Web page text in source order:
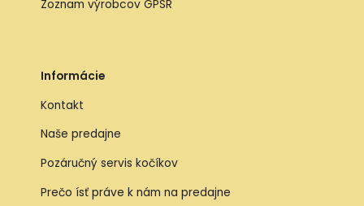
Zoznam výrobcov GPSR
Informácie
Kontakt
Naše predajne
Pozáručný servis kočíkov
Prečo ísť práve k nám na predajne